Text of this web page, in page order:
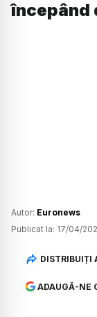
începând
Autor: Euronews
Publicat la: 17/04/
DISTRIBUIȚI
ADAUGĂ-NE